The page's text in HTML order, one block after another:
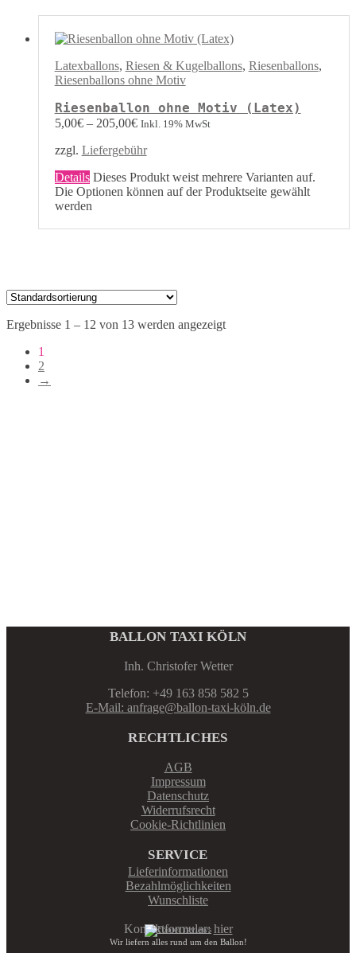
Latexballons, Riesen & Kugelballons, Riesenballons,
Riesenballons ohne Motiv
Riesenballon ohne Motiv (Latex)
5,00€– 205,00€ Inkl. 19% MwSt
zzgl. Liefergebühr
Details Dieses Produkt weist mehrere Varianten auf.
Die Optionen können auf der Produktseite gewählt
werden
Ergebnisse 1 – 12 von 13 werden angezeigt
1
2
→
BALLON TAXI KÖLN
Inh. Christofer Wetter
Telefon: +49 163 858 582 5
E-Mail: anfrage@ballon-taxi-köln.de
RECHTLICHES
AGB
Impressum
Datenschutz
Widerrufsrecht
Cookie-Richtlinien
SERVICE
Lieferinformationen
Bezahlmöglichkeiten
Wunschliste
Kontaktformular:hier
Wir liefern alles rund um den Ballon!